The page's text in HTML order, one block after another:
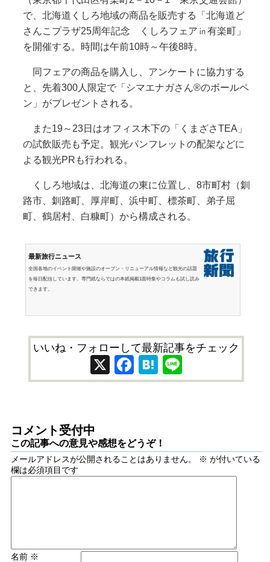
で、北海道くしろ地域の商品を販売する「北海道ど
さんこプラザ25周年記念 くしろフェア㏌有楽町」
を開催する。時間は午前10時～午後8時。
同フェアの商品を購入し、アンケートに協力する
と、先着300人限定で「シマエナガさん®のボールペ
ン」がプレゼントされる。
また19～23日はオフィス木下の「くまざさTEA」
の試飲販売も予定。観光パンフレットの配架などに
よる観光PRも行われる。
くしろ地域は、北海道の東に位置し、8市町村（釧
路市、釧路町、厚岸町、浜中町、標茶町、弟子屈
町、鶴居村、白糠町）から構成される。
最新旅行ニュース
全国各地のイベント開催や施設のオープン・リニューアル情報など観光の話題
を毎日配信しています。専門紙ならではの本紙掲載1面特集やコラムも試し読み
できます。
いいね・フォローして最新記事をチェック
X Facebook
Hatena
コメント受付中
この記事への意見や感想をどうぞ！
メールアドレスが公開されることはありません。 ※ が付いている
欄は必須項目です
名前 ※